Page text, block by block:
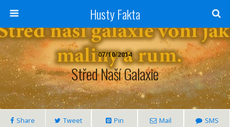
Husty Fakta
07/10/2014
Střed Naší Galaxie
Share Tweet Pin Mail SMS